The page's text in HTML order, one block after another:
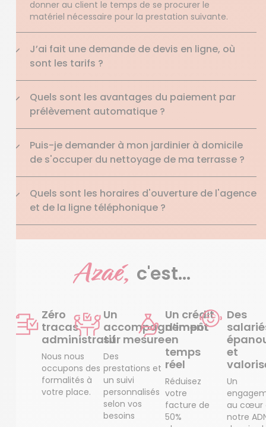
donner au client le temps de se procurer le
matériel nécessaire pour la prestation suivante.
J’ai fait une demande de devis en ligne, où
sont les tarifs ?
Quels sont les avantages du paiement par
prélèvement automatique ?
Puis-je demander à mon jardinier à domicile
de s'occuper du nettoyage de ma terrasse ?
Quels sont les horaires d'ouverture de l'agence
et de la ligne téléphonique ?
Azaé, c'est...
Zéro
tracas
administratif
Nous nous
occupons des
formalités à
votre place.
Un
accompagnement
sur mesure
Des
prestations et
un suivi
personnalisés
selon vos
besoins
Un crédit
d’impôt
en
temps
réel
Réduisez
votre
facture de
50%
Des
et
Un
au cœur
notre